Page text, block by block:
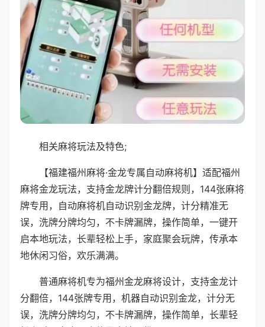
相关麻将玩法及特色;
【福建福州麻将·金龙专属自动麻将机】适配福州
麻将金龙玩法，支持金龙牌计分翻倍规则，144张麻将
牌专用，自动麻将机自动识别金龙牌，计分精准无
误，洗牌分牌均匀，不卡牌漏牌，操作简单，一键开
启本地玩法，长辈轻松上手，家庭聚会玩牌，传承本
地休闲习俗，欢乐满满。
普通麻将机专为福州金龙麻将设计，支持金龙计
分翻倍，144张牌专用，机器自动识别金龙，计分无
误，洗牌分牌均匀，不卡牌漏牌，操作简单，长辈轻